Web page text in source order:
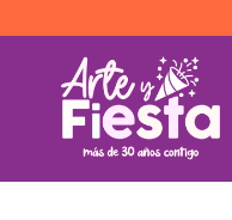
contenido